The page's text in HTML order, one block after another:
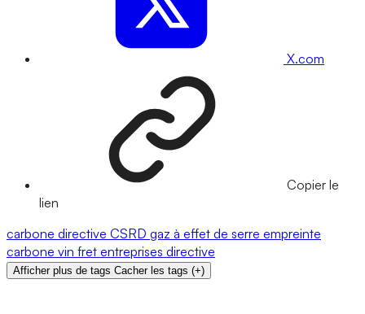
X.com
Copier le
lien
carbone directive CSRD gaz à effet de serre empreinte
carbone vin fret entreprises directive
Afficher plus de tags Cacher les tags (+)